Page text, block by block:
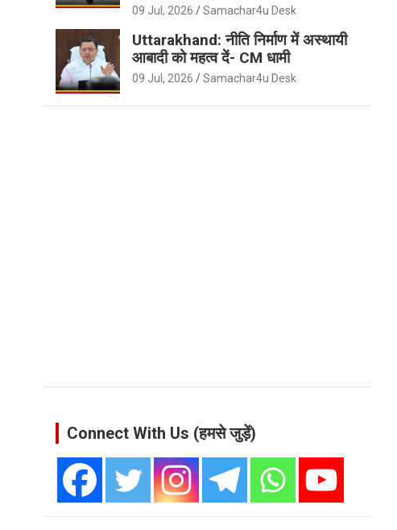
09 Jul, 2026 Samachar4u Desk
Uttarakhand: नीति निर्माण में अस्थायी
आबादी को महत्व दें- CM धामी
09 Jul, 2026 Samachar4u Desk
Connect With Us (हमसे जुड़ें)